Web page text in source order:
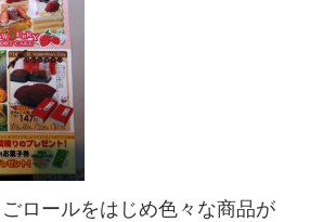
ロールをはじめ色々な商品が